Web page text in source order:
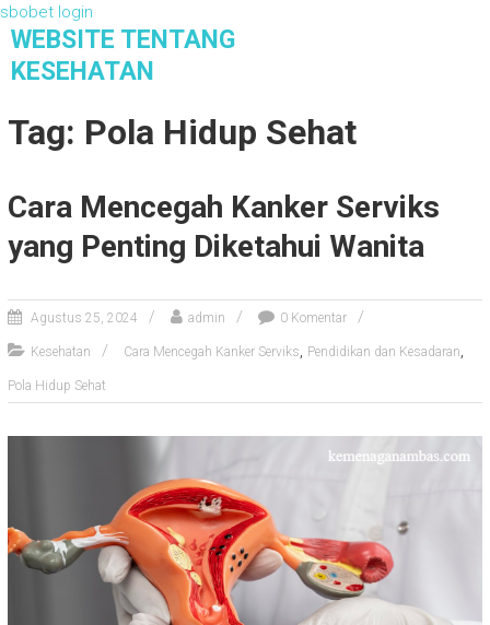
sbobet login
WEBSITE TENTANG
KESEHATAN
Tag: Pola Hidup Sehat
Cara Mencegah Kanker Serviks
yang Penting Diketahui Wanita
Agustus 25, 2024 admin 0 Komentar
Kesehatan Cara Mencegah Kanker Serviks, Pendidikan dan Kesadaran,
Pola Hidup Sehat